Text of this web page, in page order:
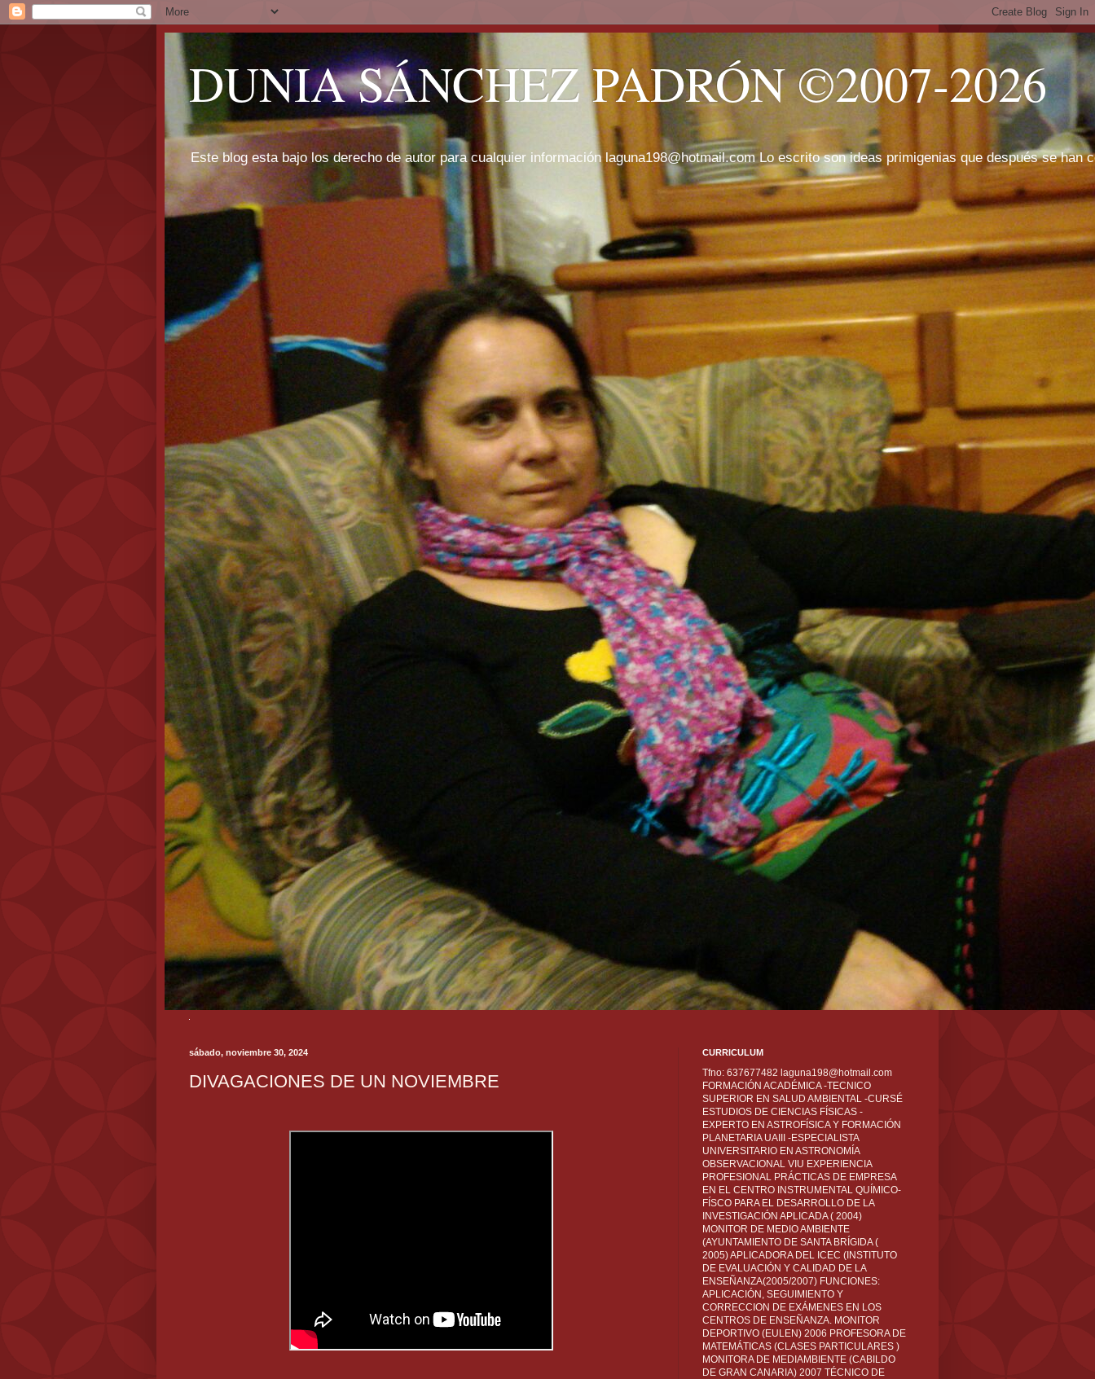
DUNIA SÁNCHEZ PADRÓN ©2007-2026
Este blog esta bajo los derecho de autor para cualquier información laguna198@hotmail.com Lo escrito son ideas primigenias que después se han
sábado, noviembre 30, 2024
DIVAGACIONES DE UN NOVIEMBRE
CURRICULUM
Tfno: 637677482 laguna198@hotmail.com
FORMACIÓN ACADÉMICA -TECNICO
SUPERIOR EN SALUD AMBIENTAL -CURSÉ
ESTUDIOS DE CIENCIAS FÍSICAS -
EXPERTO EN ASTROFÍSICA Y FORMACIÓN
PLANETARIA UAIII -ESPECIALISTA
UNIVERSITARIO EN ASTRONOMÍA
OBSERVACIONAL VIU EXPERIENCIA
PROFESIONAL PRÁCTICAS DE EMPRESA
EN EL CENTRO INSTRUMENTAL QUÍMICO-
FÍSCO PARA EL DESARROLLO DE LA
INVESTIGACIÓN APLICADA ( 2004)
MONITOR DE MEDIO AMBIENTE
(AYUNTAMIENTO DE SANTA BRÍGIDA (
2005) APLICADORA DEL ICEC (INSTITUTO
DE EVALUACIÓN Y CALIDAD DE LA
ENSEÑANZA(2005/2007) FUNCIONES:
APLICACIÓN, SEGUIMIENTO Y
CORRECCION DE EXÁMENES EN LOS
CENTROS DE ENSEÑANZA. MONITOR
DEPORTIVO (EULEN) 2006 PROFESORA DE
MATEMÁTICAS (CLASES PARTICULARES )
MONITORA DE MEDIAMBIENTE (CABILDO
DE GRAN CANARIA) 2007 TÉCNICO DE